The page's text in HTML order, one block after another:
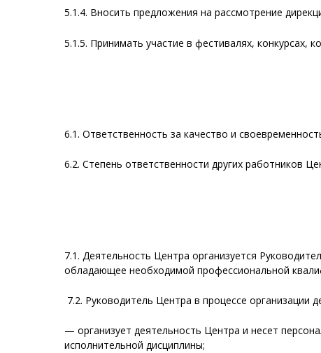
5.1.4. Вносить предложения на рассмотрение
5.1.5. Принимать участие в фестивалях,
6.1. Ответственность за качество и
6.2. Степень ответственности других работников
7.1. Деятельность Центра организуется
обладающее необходимой профессиональной
7.2. Руководитель Центра в процессе
— организует деятельность Центра и несет
исполнительной дисциплины;